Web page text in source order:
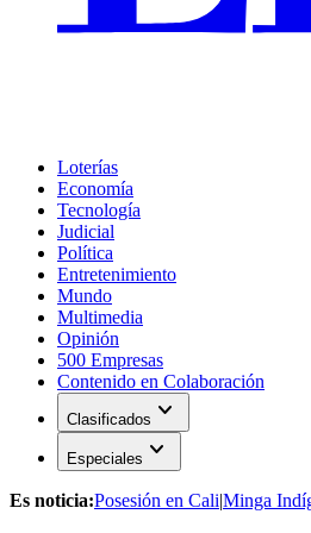
Loterías
Economía
Tecnología
Judicial
Política
Entretenimiento
Mundo
Multimedia
Opinión
500 Empresas
Contenido en Colaboración
Clasificados expand_more
Especiales expand_more
Es noticia:Posesión en Cali|Minga